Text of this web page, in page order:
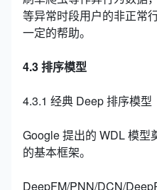
等异常时段用户的非正常
一定的帮助。
4.3 排序模型
4.3.1 经典 Deep 排序模型
Google 提出的 WDL 模型
的基本框架。
DeepFM/PNN/DCN/